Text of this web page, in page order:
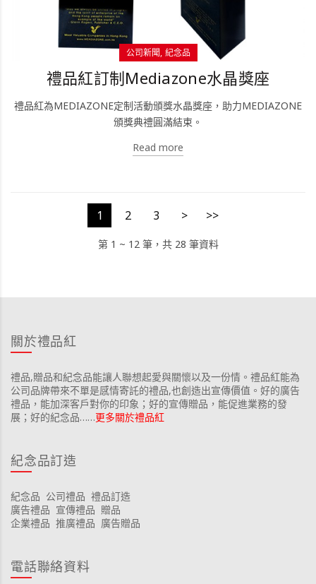
公司新聞 紀念品
禮品紅訂制Mediazone水晶獎座
禮品紅為MEDIAZONE定制活動頒獎水晶獎座，助力MEDIAZONE
頒獎典禮圓滿結束。
Read more
1 2 3 > >>
第 1 ~ 12 筆，共 28 筆資料
關於禮品紅
禮品,贈品和紀念品能讓人聯想起愛與關懷以及一份情。禮品紅能為
公司品牌帶來不單是感情寄託的禮品,也創造出宣傳價值。好的廣告
禮品，能加深客戶對你的印象；好的宣傳贈品，能促進業務的發
展；好的紀念品……更多關於禮品紅
紀念品訂造
紀念品 公司禮品 禮品訂造
廣告禮品 宣傳禮品 贈品
企業禮品 推廣禮品 廣告贈品
電話聯絡資料